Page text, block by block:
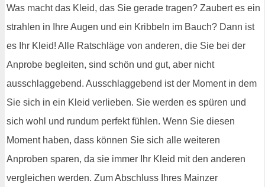
Was macht das Kleid, das Sie gerade tragen? Zaubert es ein
strahlen in Ihre Augen und ein Kribbeln im Bauch? Dann ist
es Ihr Kleid! Alle Ratschläge von anderen, die Sie bei der
Anprobe begleiten, sind schön und gut, aber nicht
ausschlaggebend. Ausschlaggebend ist der Moment in dem
Sie sich in ein Kleid verlieben. Sie werden es spüren und
sich wohl und rundum perfekt fühlen. Wenn Sie diesen
Moment haben, dass können Sie sich alle weiteren
Anproben sparen, da sie immer Ihr Kleid mit den anderen
vergleichen werden. Zum Abschluss Ihres Mainzer